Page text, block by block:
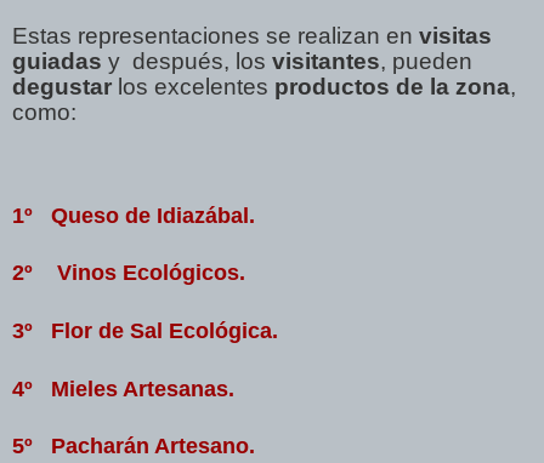
Estas representaciones se realizan en visitas
guiadas y después, los visitantes, pueden
degustar los excelentes productos de la zona,
como:
1º Queso de Idiazábal.
2º Vinos Ecológicos.
3º Flor de Sal Ecológica.
4º Mieles Artesanas.
5º Pacharán Artesano.